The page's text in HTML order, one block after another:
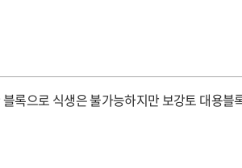
록으로 식생은 불가능하지만 보강토 대용